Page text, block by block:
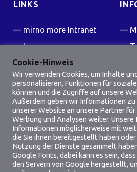
LINKS
mirno more Intranet
Impressum
Kontakt
FAQ
Friedensflotte Wiki
SOCIAL MEDIA
FacebookInstagram
Cookie-Hinweis
Wir verwenden Cookies, um Inhalte
personalisieren, Funktionen für
können und die Zugriffe auf unsere
Außerdem geben wir Informationen zu
unserer Website an unsere Partner für
Werbung und Analysen weiter. Unsere
Informationen möglicherweise mit
die Sie ihnen bereitgestellt haben oder
Nutzung der Dienste gesammelt
Google Fonts, dabei kann es sein,
den Servern von Google hergestellt,